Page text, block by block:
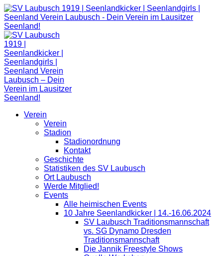
Zum
Inhalt
springen
Verein
Verein
Stadion
Stadionordnung
Kontakt
Geschichte
Statistiken des SV Laubusch
Ort Laubusch
Werde Mitglied!
Events
Alle heimischen Events
10 Jahre Seenlandkicker | 14.-16.06.2024
SV Laubusch Traditionsmannschaft
vs. SG Dynamo Dresden
Traditionsmannschaft
Die Jannik Freestyle Shows